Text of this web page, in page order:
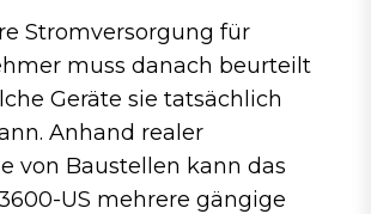
Stromversorgung für
muss danach beurteilt
Geräte sie tatsächlich
Anhand realer
von Baustellen kann das
US mehrere gängige